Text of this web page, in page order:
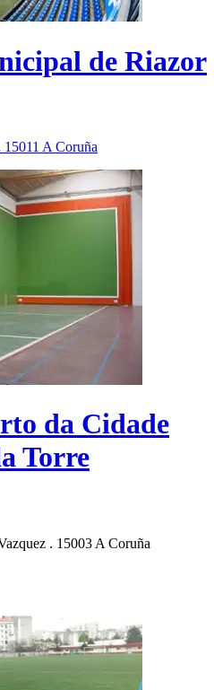
de Riazor
15011 A Coruña
da Cidade
Torre
. 15003 A Coruña